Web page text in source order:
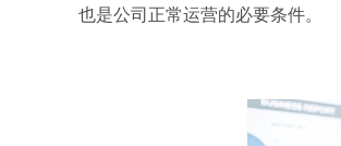
也是公司正常运营的必要条件。